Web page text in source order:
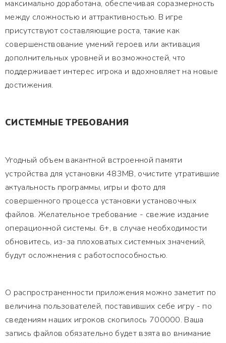
максимально доработана, обеспечивая соразмерность
между сложностью и аттрактивностью. В игре
присутствуют составляющие роста, такие как
совершенствование умений героев или активация
дополнительных уровней и возможностей, что
поддерживает интерес игрока и вдохновляет на новые
достижения.
СИСТЕМНЫЕ ТРЕБОВАНИЯ
Угодный объем вакантной встроенной памяти
устройства для установки 483MB, очистите утратившие
актуальность программы, игры и фото для
совершенного процесса установки установочных
файлов. Желательное требование - свежие издание
операционной системы. 6+, в случае необходимости
обновитесь, из-за плоховатых системных значений,
будут осложнения с работоспособностью.
О распространенности приложения можно заметит по
величина пользователей, поставивших себе игру - по
сведениям наших игроков скопилось 700000. Ваша
запись файлов обязательно будет взята во внимание